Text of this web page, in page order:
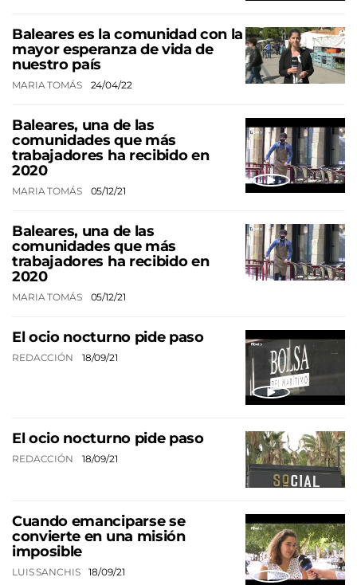
Baleares es la comunidad con la
mayor esperanza de vida de
nuestro país
MARIA TOMÁS 24/04/22
Baleares, una de las
comunidades que más
trabajadores ha recibido en
2020
MARIA TOMÁS 05/12/21
Baleares, una de las
comunidades que más
trabajadores ha recibido en
2020
MARIA TOMÁS 05/12/21
El ocio nocturno pide paso
REDACCIÓN 18/09/21
El ocio nocturno pide paso
REDACCIÓN 18/09/21
Cuando emanciparse se
convierte en una misión
imposible
LUIS SANCHIS 18/09/21